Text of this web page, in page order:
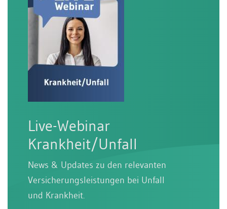
Live-Webinar
Krankheit/Unfall
News & Updates zu den relevanten
Versicherungsleistungen bei Unfall
und Krankheit.